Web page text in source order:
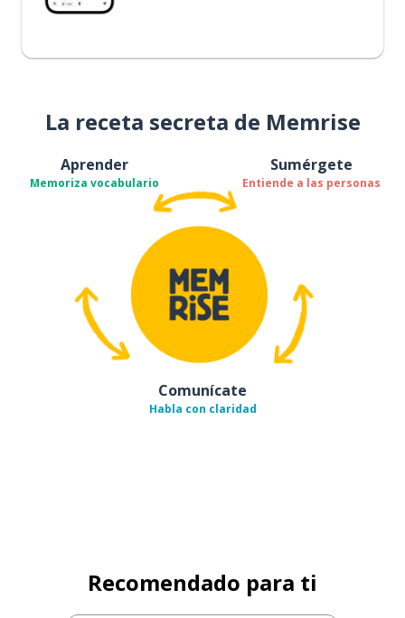
La receta secreta de Memrise
Aprender
Memoriza vocabulario
Sumérgete
Entiende a las personas
Comunícate
Habla con claridad
Recomendado para ti